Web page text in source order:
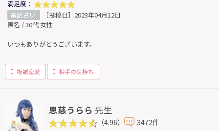
満足度：
電話占い
［投稿日］2023年04月12日
匿名 / 30代 女性
いつもありがとうございます。
複雑恋愛 相手の気持ち
恩慈うらら 先生
（4.96） 3472件